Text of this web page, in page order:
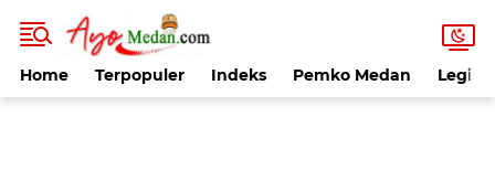
Home Terpopuler Indeks Pemko Medan